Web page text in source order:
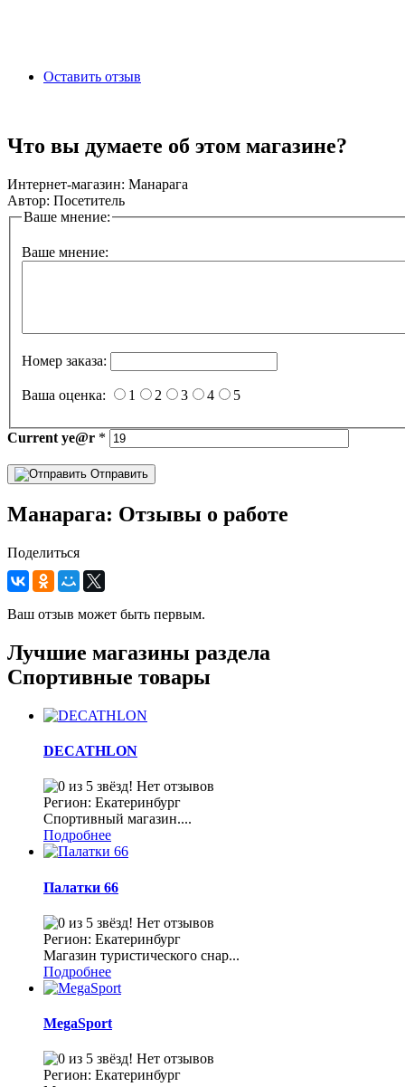
Оставить отзыв
Что вы думаете об этом магазине?
Интернет-магазин: Манарага
Автор: Посетитель
Ваше мнение:
Ваше мнение:
Номер заказа:
Ваша оценка: 1 2 3 4 5
Current ye@r *
Отправить
Манарага: Отзывы о работе
Поделиться
Ваш отзыв может быть первым.
Лучшие магазины раздела
Спортивные товары
DECATHLON
Нет отзывов
Регион: Екатеринбург
Спортивный магазин....
Подробнее
Палатки 66
Нет отзывов
Регион: Екатеринбург
Магазин туристического снар...
Подробнее
MegaSport
Нет отзывов
Регион: Екатеринбург